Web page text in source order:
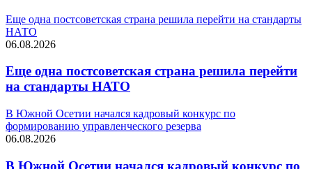
Еще одна постсоветская страна решила перейти на стандарты
НАТО
06.08.2026
Еще одна постсоветская страна решила перейти
на стандарты НАТО
В Южной Осетии начался кадровый конкурс по
формированию управленческого резерва
06.08.2026
В Южной Осетии начался кадровый конкурс по